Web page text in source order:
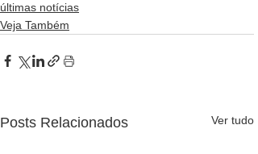
últimas notícias
Veja Também
Posts Relacionados Ver tudo